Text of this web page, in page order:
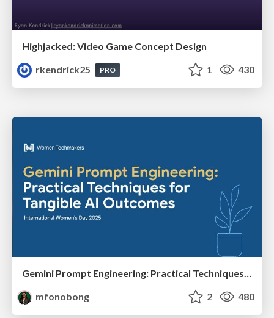
Highjacked: Video Game Concept Design
rkendrick25
PRO 1 430
Gemini Prompt Engineering: Practical Techniques for Tangible AI Outcomes
mfonobong
2 480